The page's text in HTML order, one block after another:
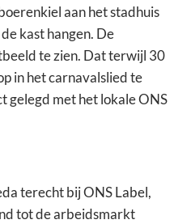
aan het stadhuis
kast hangen. De
te zien. Dat terwijl 30
in het carnavalslied te
gelegd met het lokale ONS
terecht bij ONS Label,
tot de arbeidsmarkt